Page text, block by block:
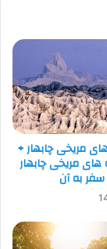
مریخی چابهار +
مریخی چابهار
سفر به آن